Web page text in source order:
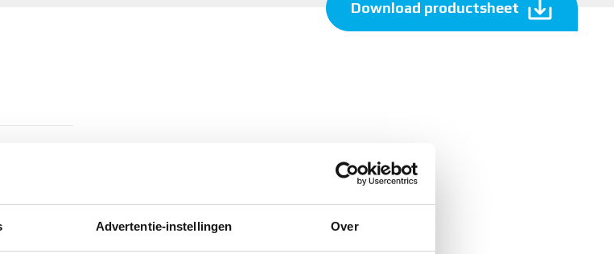
Advertentie-instellingen Over
Download productsheet